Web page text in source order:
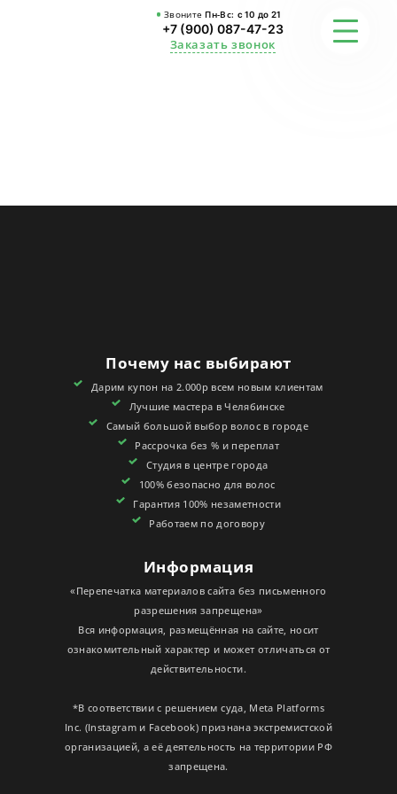
Звоните Пн-Вс: с 10 до 21
+7 (900) 087-47-23
Заказать звонок
КОНТАКТЫ
СЕРТИФИКАТЫ
Почему нас выбирают
Дарим купон на 2.000р всем новым клиентам
Лучшие мастера в Челябинске
Самый большой выбор волос в городе
Рассрочка без % и переплат
Студия в центре города
100% безопасно для волос
Гарантия 100% незаметности
Работаем по договору
Информация
«Перепечатка материалов сайта без письменного
разрешения запрещена»
Вся информация, размещённая на сайте, носит
ознакомительный характер и может отличаться от
действительности.
*В соответствии с решением суда, Meta Platforms
Inc. (Instagram и Facebook) признана экстремистской
организацией, а её деятельность на территории РФ
запрещена.